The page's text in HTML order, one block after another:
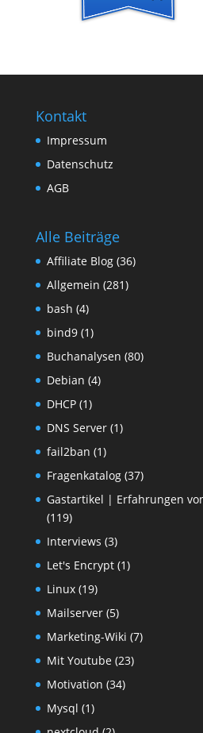
Kontakt
Impressum
Datenschutz
AGB
Alle Beiträge
Affiliate Blog(36)
Allgemein (281)
bash (4)
bind9(1)
Buchanalysen (80)
Debian (4)
DHCP(1)
DNS Server(1)
fail2ban (1)
Fragenkatalog(37)
Gastartikel | Erfahrungen
(119)
Interviews (3)
Let's Encrypt(1)
Linux(19)
Mailserver(5)
Marketing-Wiki (7)
Mit Youtube(23)
Motivation (34)
Mysql (1)